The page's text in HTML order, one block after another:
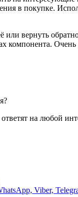
в покупке.
или вернуть
компонента. Очень
на любой
Viber,